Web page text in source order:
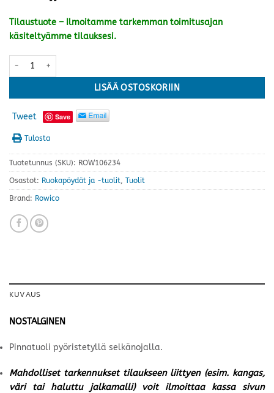
Tilaustuote – Ilmoitamme tarkemman toimitusajan
käsiteltyämme tilauksesi.
Carmen tuoli, ruskea määrä
LISÄÄ OSTOSKORIIN
Tweet Save
Tulosta
Tuotetunnus (SKU): ROW106234
Osastot: Ruokapöydät ja -tuolit, Tuolit
Brand: Rowico
KUVAUS
NOSTALGINEN
Pinnatuoli pyöristetyllä selkänojalla.
Mahdolliset tarkennukset tilaukseen liittyen (esim. kangas,
väri tai haluttu jalkamalli) voit ilmoittaa kassa sivun